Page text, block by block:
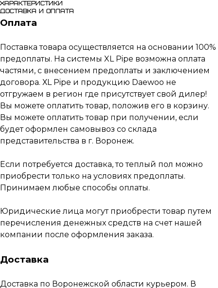
Характеристики
Доставка и оплата
Оплата
Поставка товара осуществляется на основании 100%
предоплаты. На системы XL Pipe возможна оплата
частями, с внесением предоплаты и заключением
договора. ХL Pipe и продукцию Daewoo не
отгружаем в регион где присутствует свой дилер!
Вы можете оплатить товар, положив его в корзину.
Вы можете оплатить товар при получении, если
будет оформлен самовывоз со склада
представительства в г. Воронеж.
Если потребуется доставка, то теплый пол можно
приобрести только на условиях предоплаты.
Принимаем любые способы оплаты.
Юридические лица могут приобрести товар путем
перечисления денежных средств на счет нашей
компании после оформления заказа.
Доставка
Доставка по Воронежской области курьером. В
Наши работы
по монтажу
теплых полов